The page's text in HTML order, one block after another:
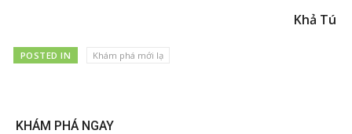
Khả Tú
POSTED IN Khám phá mới lạ
KHÁM PHÁ NGAY